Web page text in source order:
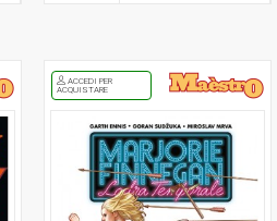
ACCEDI PER
ACQUISTARE